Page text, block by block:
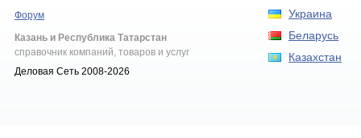
Украина
Беларусь
Казахстан
Форум
Казань и Республика Татарстан
справочник компаний, товаров и услуг
Деловая Сеть 2008-2026